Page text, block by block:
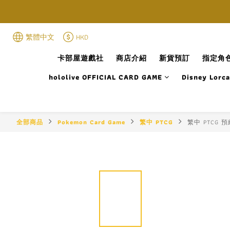
繁體中文
HKD
卡部屋遊戲社
商店介紹 新貨預訂
指定角
hololive OFFICIAL CARD GAME
Disney
全部商品 Pokemon Card Game 繁中 PTCG 繁中 PTCG